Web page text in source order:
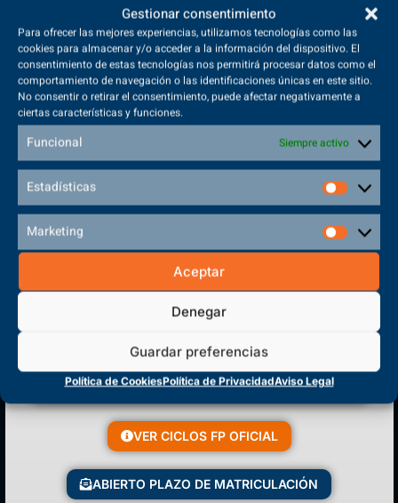
Gestionar consentimiento
Para ofrecer las mejores experiencias, utilizamos tecnologías como las
cookies para almacenar y/o acceder a la información del dispositivo. El
consentimiento de estas tecnologías nos permitirá procesar datos como el
comportamiento de navegación o las identificaciones únicas en este sitio.
No consentir o retirar el consentimiento, puede afectar negativamente a
ciertas características y funciones.
Funcional Siempre activo
Estadísticas
Marketing
Aceptar
Denegar
Guardar preferencias
Política de CookiesPolítica de PrivacidadAviso Legal
¡Reserva tu plaza ahora!
Sede Principal
Polígono Sector VI, 45683, Cazalegas - Toledo
CENTRO DE FORMACIÓN
PROFESIONAL
VER CICLOS FP OFICIAL
ABIERTO PLAZO DE MATRICULACIÓN